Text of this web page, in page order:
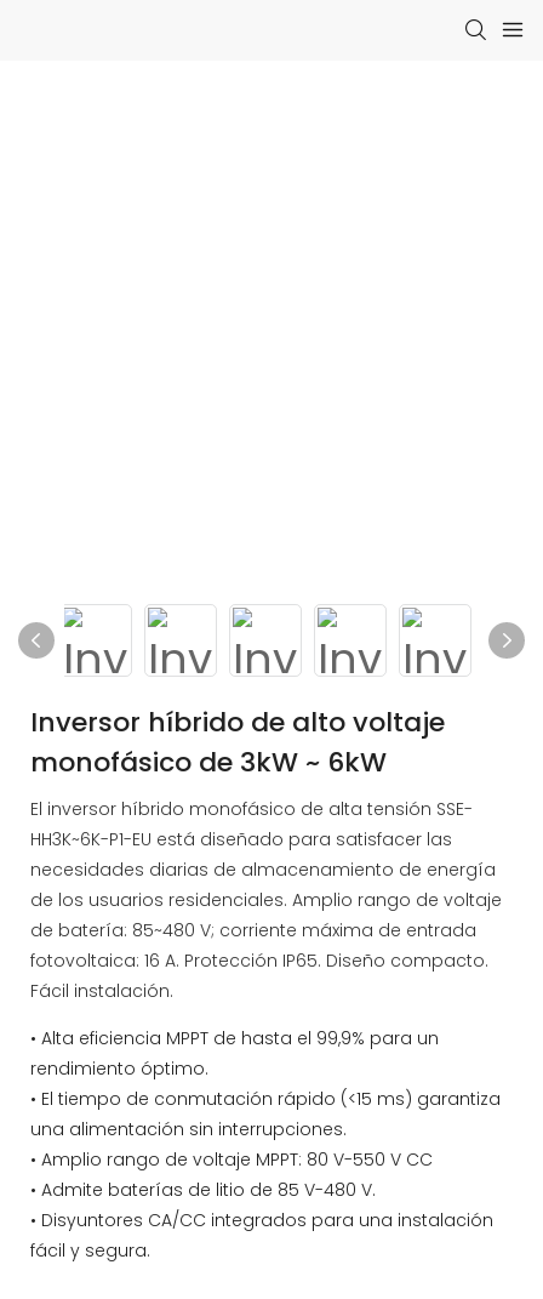
Inversor híbrido de alto voltaje
monofásico de 3kW ~ 6kW
El inversor híbrido monofásico de alta tensión SSE-
HH3K~6K-P1-EU está diseñado para satisfacer las
necesidades diarias de almacenamiento de energía
de los usuarios residenciales. Amplio rango de voltaje
de batería: 85~480 V; corriente máxima de entrada
fotovoltaica: 16 A. Protección IP65. Diseño compacto.
Fácil instalación.
• Alta eficiencia MPPT de hasta el 99,9% para un
rendimiento óptimo.
• El tiempo de conmutación rápido (<15 ms) garantiza
una alimentación sin interrupciones.
• Amplio rango de voltaje MPPT: 80 V-550 V CC
• Admite baterías de litio de 85 V-480 V.
• Disyuntores CA/CC integrados para una instalación
fácil y segura.